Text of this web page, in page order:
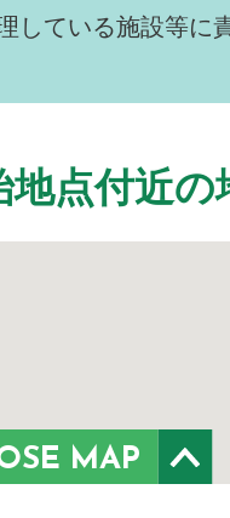
している施設等に
地点付近の
MAP